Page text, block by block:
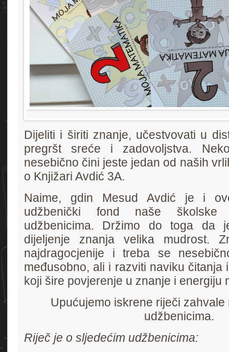
Dijeliti i širiti znanje, učestvovati u
pregršt sreće i zadovoljstva.
nesebično čini jeste jedan od naših
o Knjižari Avdić 3A.
Naime, gdin Mesud Avdić je i
udžbenički fond naše školske
udžbenicima. Držimo do toga da
dijeljenje znanja velika mudrost.
najdragocjenije i treba se
međusobno, ali i razviti naviku čitanja
koji šire povjerenje u znanje i energiju
Upućujemo iskrene riječi zahvale
udžbenicima.
Riječ je o sljedećim udžbenicima: